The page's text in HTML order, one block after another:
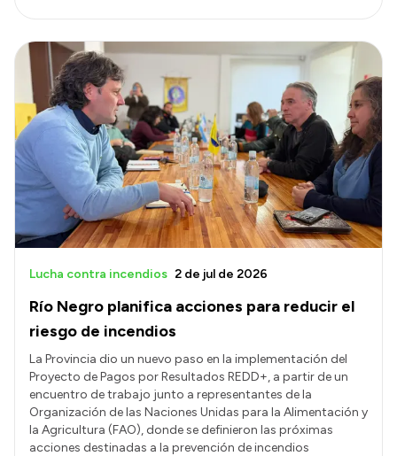
Río Negro planifica acciones para reducir el
riesgo de incendios
Lucha contra incendios 2 de jul de 2026
La Provincia dio un nuevo paso en la implementación del
Proyecto de Pagos por Resultados REDD+, a partir de un
encuentro de trabajo junto a representantes de la
Organización de las Naciones Unidas para la Alimentación y
la Agricultura (FAO), donde se definieron las próximas
acciones destinadas a la prevención de incendios